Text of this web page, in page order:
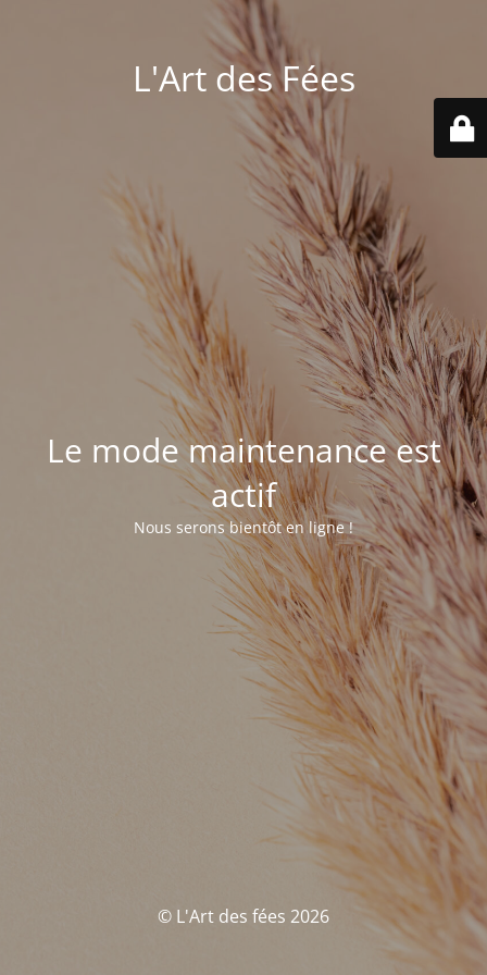
L'Art des Fées
Le mode maintenance est
actif
Nous serons bientôt en ligne !
© L'Art des fées 2026